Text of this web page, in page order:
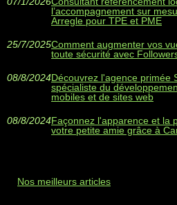
l’accompagnement sur
Arregle pour TPE et PME
25/7/2025Comment augmenter vos
toute sécurité avec
08/8/2024Découvrez l'agence primée
spécialiste du
mobiles et de sites web
08/8/2024Façonnez l'apparence et la
votre petite amie grâce à
Nos meilleurs articles